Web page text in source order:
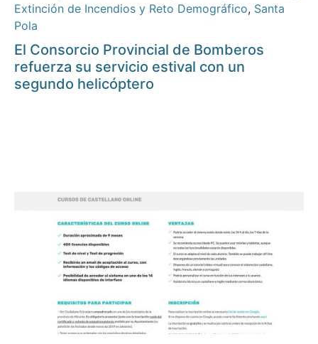
Extinción de Incendios y Reto Demográfico, Santa
Pola
El Consorcio Provincial de Bomberos
refuerza su servicio estival con un
segundo helicóptero